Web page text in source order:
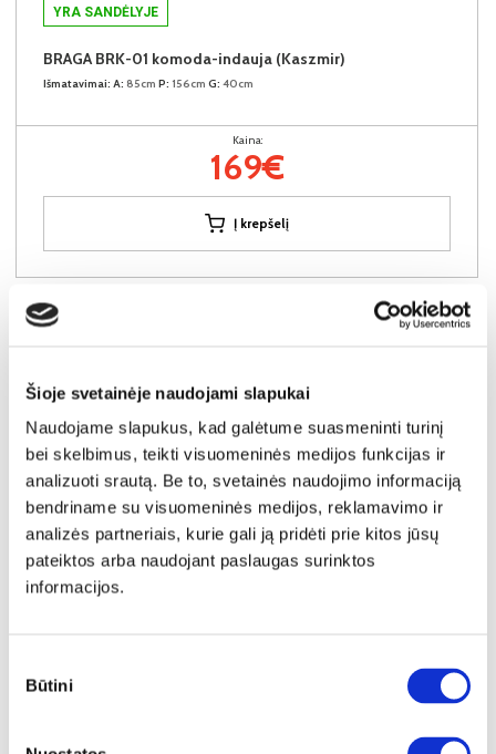
Šioje svetainėje naudojami slapukai
Naudojame slapukus, kad galėtume suasmeninti turinį
bei skelbimus, teikti visuomeninės medijos funkcijas ir
analizuoti srautą. Be to, svetainės naudojimo informaciją
bendriname su visuomeninės medijos, reklamavimo ir
analizės partneriais, kurie gali ją pridėti prie kitos jūsų
pateiktos arba naudojant paslaugas surinktos
informacijos.
pasirinkimas
Būtini
YRA SANDĖLYJE
BRAGA BRK-01 komoda-indauja (Kaszmir)
Išmatavimai: A: 85cm P: 156cm G: 40cm
Kaina:
169€
Į krepšelį
BRAGA BRK-02 komoda-indauja (Kaszmir)